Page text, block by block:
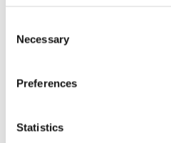
Selection
Necessary
Preferences
Statistics
BESKRIVNING
Vacker salviakvist i en
färg. Passar bra att
Perfekt för den som inte